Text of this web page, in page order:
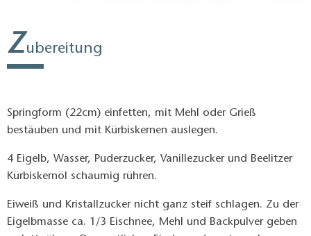
Zubereitung
Springform (22cm) einfetten, mit Mehl oder Grieß
bestäuben und mit Kürbiskernen auslegen.
4 Eigelb, Wasser, Puderzucker, Vanillezucker und Beelitzer
Kürbiskernöl schaumig rühren.
Eiweiß und Kristallzucker nicht ganz steif schlagen. Zu der
Eigelbmasse ca. 1/3 Eischnee, Mehl und Backpulver geben